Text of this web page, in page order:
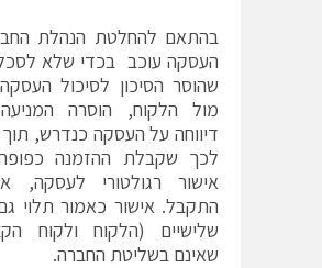
בהתאם להחלטת הנהלת
העסקה עוכב בכדי שלא
שהוסר הסיכון לסיכול
מול הלקוח, הוסרה
דיווחה על העסקה כנדרש,
לכך שקבלת ההזמנה
אישור רגולטורי לעסקה,
התקבל. אישור כאמור תלוי
שלישיים (הלקוח ולקוח
שאינם בשליטת החברה.